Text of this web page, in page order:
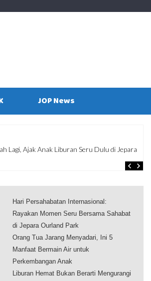
JOP News
yang Sering Membuat Perjalanan Tidak
Hari Persahabatan Internasional:
Rayakan Momen Seru Bersama Sahabat
di Jepara Ourland Park
Orang Tua Jarang Menyadari, Ini 5
Manfaat Bermain Air untuk
Perkembangan Anak
Liburan Hemat Bukan Berarti Mengurangi